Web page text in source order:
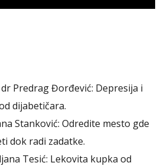
Predrag Đorđević: Depresija i
dijabetičara.
Stanković: Odredite mesto gde
dok radi zadatke.
Tesić: Lekovita kupka od